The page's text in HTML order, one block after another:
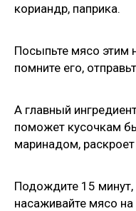
кориандр, паприка.
Посыпьте мясо этим
помните его,
А главный
поможет кусочкам
маринадом, раскроет
Подождите 15
насаживайте мясо